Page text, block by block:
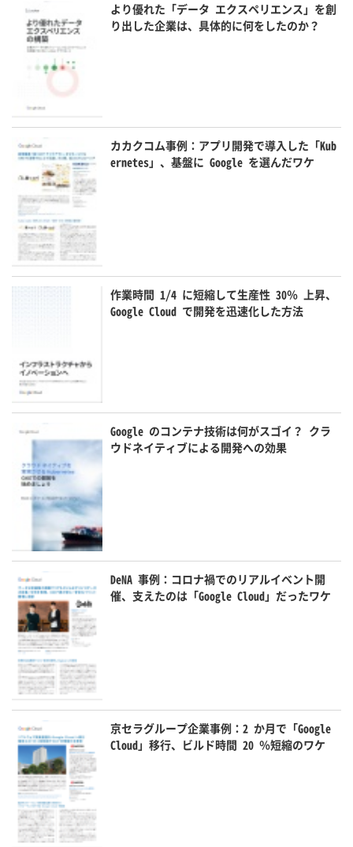
より優れた「データ エクスペリエンス」を創
り出した企業は、具体的に何をしたのか？
カカクコム事例：アプリ開発で導入した「Kub
ernetes」、基盤に Google を選んだワケ
作業時間 1/4 に短縮して生産性 30％ 上昇、
Google Cloud で開発を迅速化した方法
Google のコンテナ技術は何がスゴイ？ クラ
ウドネイティブによる開発への効果
DeNA 事例：コロナ禍でのリアルイベント開
催、支えたのは「Google Cloud」だったワケ
京セラグループ企業事例：2 か月で「Google
Cloud」移行、ビルド時間 20 ％短縮のワケ